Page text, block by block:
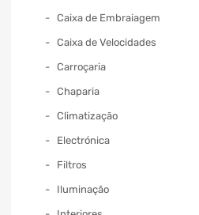
Caixa de Embraiagem
Caixa de Velocidades
Carroçaria
Chaparia
Climatização
Electrónica
Filtros
Iluminação